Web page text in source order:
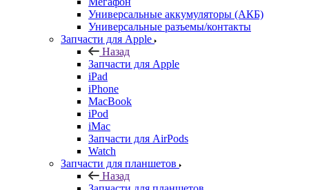
Универсальные аккумуляторы (АКБ)
Универсальные разъемы/контакты
Запчасти для Apple
Назад
Запчасти для Apple
iPad
iPhone
MacBook
iPod
iMac
Запчасти для AirPods
Watch
Запчасти для планшетов
Назад